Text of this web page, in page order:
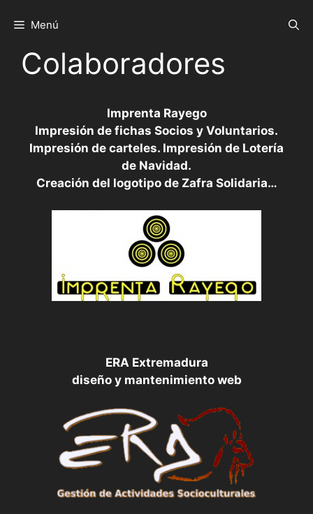
Menú
Colaboradores
Imprenta Rayego
Impresión de fichas Socios y Voluntarios.
Impresión de carteles. Impresión de Lotería
de Navidad.
Creación del logotipo de Zafra Solidaria…
ERA Extremadura
diseño y mantenimiento web